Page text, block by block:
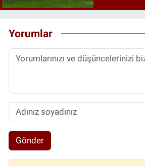
Yorumlar
Gönder